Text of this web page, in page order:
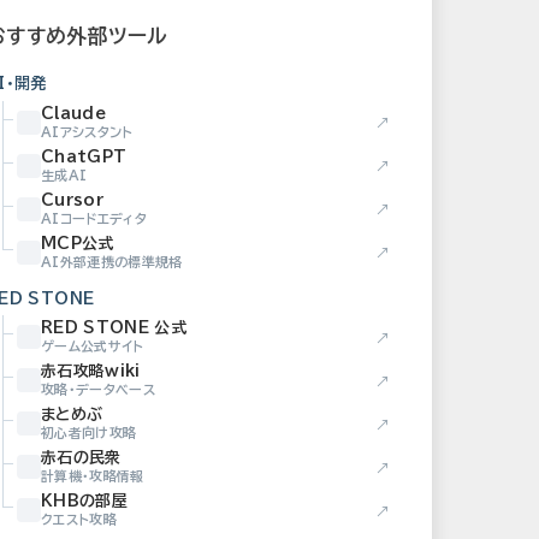
すすめ外部ツール
開発
Claude
AIアシスタント
↗
ChatGPT
生成AI
↗
Cursor
AIコードエディタ
↗
MCP公式
AI外部連携の標準規格
↗
STONE
RED STONE 公式
ゲーム公式サイト
↗
赤石攻略wiki
攻略・データベース
↗
まとめぶ
初心者向け攻略
↗
赤石の民衆
計算機・攻略情報
↗
KHBの部屋
クエスト攻略
↗